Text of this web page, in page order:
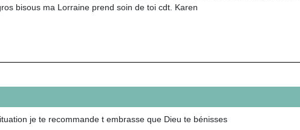
bisous ma Lorraine prend soin de toi cdt. Karen
je te recommande t embrasse que Dieu te bénisses